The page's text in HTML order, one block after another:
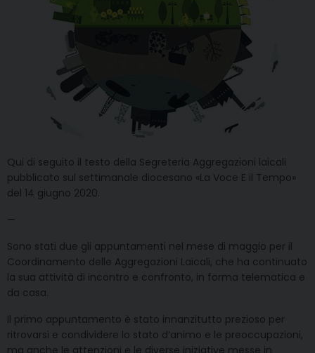
Qui di seguito il testo della Segreteria Aggregazioni laicali
pubblicato sul settimanale diocesano «La Voce E il Tempo»
del 14 giugno 2020.
—
Sono stati due gli appuntamenti nel mese di maggio per il
Coordinamento delle Aggregazioni Laicali, che ha continuato
la sua attività di incontro e confronto, in forma telematica e
da casa.
Il primo appuntamento è stato innanzitutto prezioso per
ritrovarsi e condividere lo stato d’animo e le preoccupazioni,